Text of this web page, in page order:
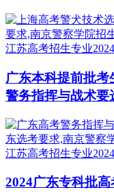
江苏高考招生专业
广东本科提前批
警务指挥与战术要
江苏高考招生专业
2024广东专科批